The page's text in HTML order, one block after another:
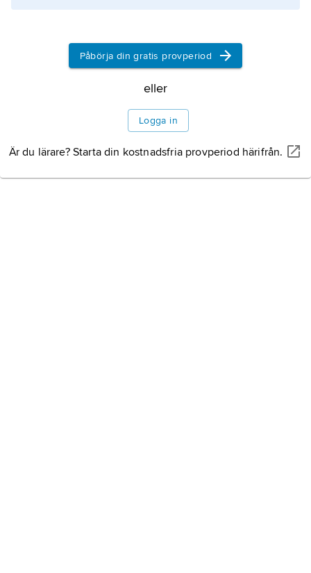
Påbörja din gratis provperiod
eller
Logga in
Är du lärare? Starta din kostnadsfria provperiod härifrån.